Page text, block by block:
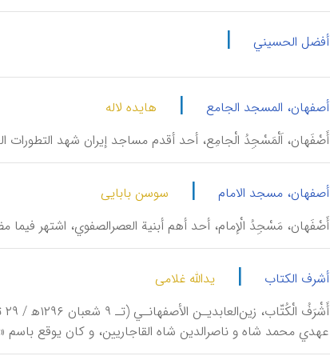
أفضل الحسیني |
أصفهان، المسجد الجامع |
هایده لاله
أَصْفَهان، اَلْ‍مَسْجِدُ الْجامِع، أحد أقدم مساجد إيران شهد التطورات
أصفهان، مسجد الامام |
سوسن بابایی
أَصْفَهان، مَسْجِدُ الْإمام، أحد أهم أبنية العصرالصفوي، اشتهر
أشرف الکتاب |
یدالله غلامی
عهدي محمد شاه و ناصرالدين شاه القاجاريين، و كان يوقع